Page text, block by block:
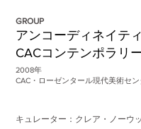
GROUP
アンコーディネイテ
CACコンテンポラリ
2008年
CAC・ローゼンタール現代美術セ
キュレーター：クレア・ノーウ